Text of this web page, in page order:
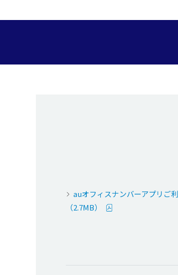
auオフィスナンバーアプリご
（2.7MB）